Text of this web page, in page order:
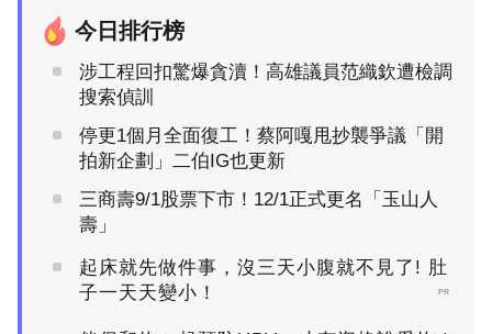
今日排行榜
涉工程回扣驚爆貪瀆！高雄議員范織欽遭檢調
搜索偵訓
停更1個月全面復工！蔡阿嘎甩抄襲爭議「開
拍新企劃」二伯IG也更新
三商壽9/1股票下市！12/1正式更名「玉山人
壽」
起床就先做件事，沒三天小腹就不見了! 肚
子一天天變小！
PR